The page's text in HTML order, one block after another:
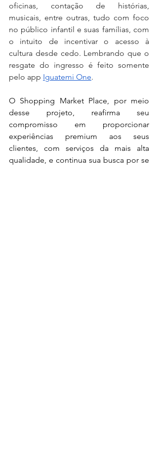
oficinas, contação de histórias,
musicais, entre outras, tudo com foco
no público infantil e suas famílias, com
o intuito de incentivar o acesso à
cultura desde cedo. Lembrando que o
resgate do ingresso é feito somente
pelo app Iguatemi One.
O Shopping Market Place, por meio
desse projeto, reafirma seu
compromisso em proporcionar
experiências premium aos seus
clientes, com serviços da mais alta
qualidade, e continua sua busca por se